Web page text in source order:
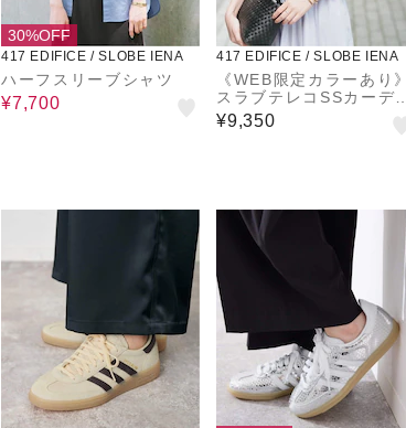
30%OFF
417 EDIFICE / SLOBE IENA
ハーフスリーブシャツ
¥7,700
417 EDIFICE / SLOBE IENA
《WEB限定カラーあり》
スラブテレコSSカーディ
ガン
¥9,350